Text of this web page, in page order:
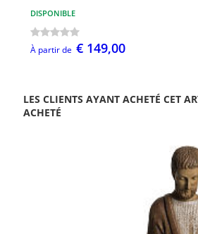
DISPONIBLE
À partir de € 149,00
LES CLIENTS AYANT ACHETÉ CET
ACHETÉ